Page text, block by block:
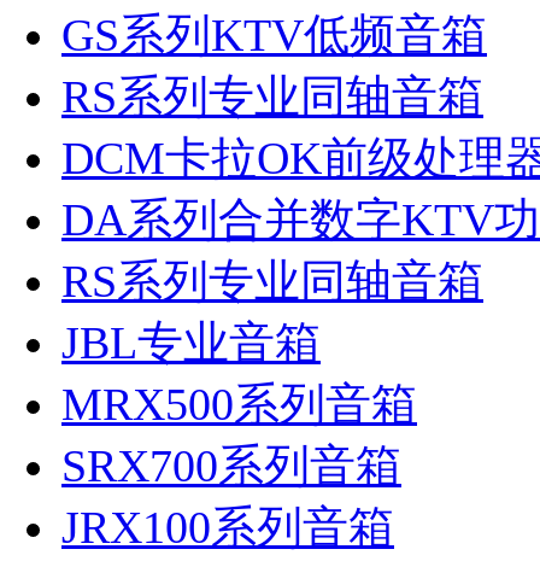
GS系列KTV低频音箱
RS系列专业同轴音箱
DCM卡拉OK前级处理
DA系列合并数字KTV
RS系列专业同轴音箱
JBL专业音箱
MRX500系列音箱
SRX700系列音箱
JRX100系列音箱